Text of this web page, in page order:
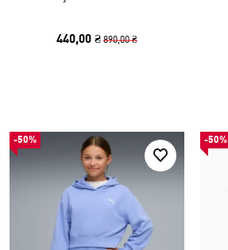
440,00 ₴890,00 ₴
-50% -50%